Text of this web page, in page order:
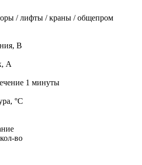
/ лифты / краны / общепром
В
А
1 минуты
°С
во